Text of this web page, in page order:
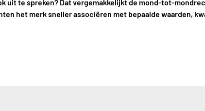
uit te spreken? Dat vergemakkelijkt de mond-tot-
het merk sneller associëren met bepaalde waarden,